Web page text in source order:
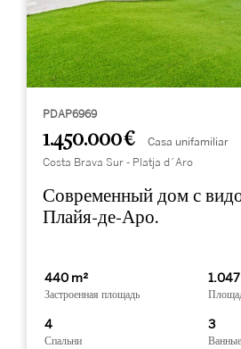
PDAP6969
1.450.000 € Casa unifamiliar
Costa Brava Sur - Platja d´Aro
Современный дом с
Плайя-де-Аро.
440 m²
Застроенная площадь
1.047
4
Спальни
3